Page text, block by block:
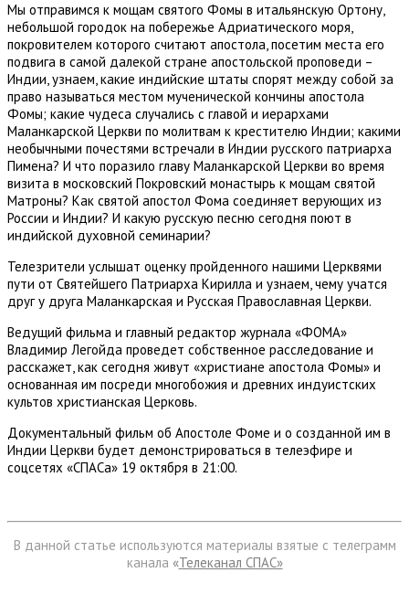
Мы отправимся к мощам святого Фомы в итальянскую Ортону,
небольшой городок на побережье Адриатического моря,
покровителем которого считают апостола, посетим места его
подвига в самой далекой стране апостольской проповеди –
Индии, узнаем, какие индийские штаты спорят между собой за
право называться местом мученической кончины апостола
Фомы; какие чудеса случались с главой и иерархами
Маланкарской Церкви по молитвам к крестителю Индии; какими
необычными почестями встречали в Индии русского патриарха
Пимена? И что поразило главу Маланкарской Церкви во время
визита в московский Покровский монастырь к мощам святой
Матроны? Как святой апостол Фома соединяет верующих из
России и Индии? И какую русскую песню сегодня поют в
индийской духовной семинарии?
Телезрители услышат оценку пройденного нашими Церквями
пути от Святейшего Патриарха Кирилла и узнаем, чему учатся
друг у друга Маланкарская и Русская Православная Церкви.
Ведущий фильма и главный редактор журнала «ФОМА»
Владимир Легойда проведет собственное расследование и
расскажет, как сегодня живут «христиане апостола Фомы» и
основанная им посреди многобожия и древних индуистских
культов христианская Церковь.
Документальный фильм об Апостоле Фоме и о созданной им в
Индии Церкви будет демонстрироваться в телеэфире и
соцсетях «СПАСа» 19 октября в 21:00.
В данной статье используются материалы взятые с телеграмм
канала «Телеканал СПАС»